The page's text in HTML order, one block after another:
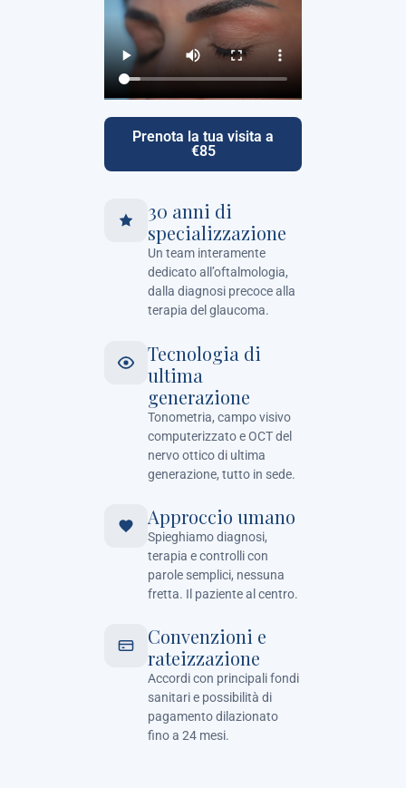
Prenota la tua visita a
€85
30 anni di
specializzazione
Un team interamente
dedicato all’oftalmologia,
dalla diagnosi precoce alla
terapia del glaucoma.
Tecnologia di
ultima
generazione
Tonometria, campo visivo
computerizzato e OCT del
nervo ottico di ultima
generazione, tutto in sede.
Approccio umano
Spieghiamo diagnosi,
terapia e controlli con
parole semplici, nessuna
fretta. Il paziente al centro.
Convenzioni e
rateizzazione
Accordi con principali fondi
sanitari e possibilità di
pagamento dilazionato
fino a 24 mesi.